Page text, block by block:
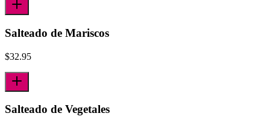
Salteado de Mariscos
$32.95
Salteado de Vegetales